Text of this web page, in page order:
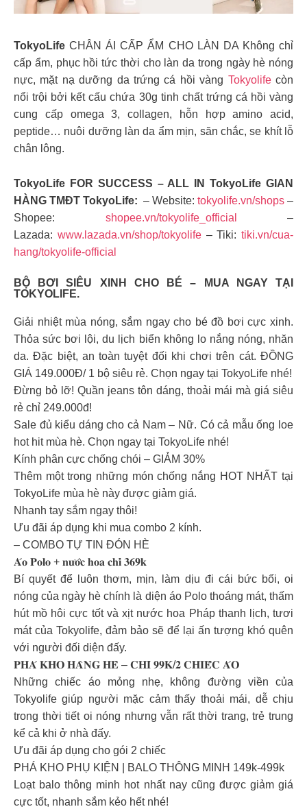
TokyoLife CHÂN ÁI CẤP ẨM CHO LÀN DA Không chỉ
cấp ẩm, phục hồi tức thời cho làn da trong ngày hè nóng
nực, mặt nạ dưỡng da trứng cá hồi vàng Tokyolifecòn
nổi trội bởi kết cấu chứa 30g tinh chất trứng cá hồi vàng
cung cấp omega 3, collagen, hỗn hợp amino acid,
peptide… nuôi dưỡng làn da ẩm mịn, săn chắc, se khít lỗ
chân lông.
TokyoLife FOR SUCCESS – ALL IN TokyoLife GIAN
HÀNG TMĐT TokyoLife: – Website: tokyolife.vn/shops –
Shopee: shopee.vn/tokyolife_official
–
Lazada: www.lazada.vn/shop/tokyolife– Tiki: tiki.vn/cua-
hang/tokyolife-official
BỘ BƠI SIÊU XINH CHO BÉ – MUA NGAY TẠI
TOKYOLIFE.
Giải nhiệt mùa nóng, sắm ngay cho bé đồ bơi cực xinh.
Thỏa sức bơi lội, du lịch biển không lo nắng nóng, nhăn
da. Đặc biệt, an toàn tuyệt đối khi chơi trên cát. ĐỒNG
GIÁ 149.000Đ/ 1 bộ siêu rẻ. Chọn ngay tại TokyoLife nhé!
Đừng bỏ lỡ! Quần jeans tôn dáng, thoải mái mà giá siêu
rẻ chỉ 249.000đ!
Sale đủ kiểu dáng cho cả Nam – Nữ. Có cả mẫu ống loe
hot hit mùa hè. Chọn ngay tại TokyoLife nhé!
Kính phân cực chống chói – GIẢM 30%
Thêm một trong những món chống nắng HOT NHẤT tại
TokyoLife mùa hè này được giảm giá.
Nhanh tay sắm ngay thôi!
Ưu đãi áp dụng khi mua combo 2 kính.
– COMBO TỰ TIN ĐÓN HÈ
𝐀́𝐨 𝐏𝐨𝐥𝐨 + 𝐧𝐮̛𝐨̛́𝐜 𝐡𝐨𝐚 𝐜𝐡𝐢̉ 𝟑𝟔𝟗𝐤
Bí quyết để luôn thơm, mịn, làm dịu đi cái bức bối, oi
nóng của ngày hè chính là diện áo Polo thoáng mát, thấm
hút mồ hôi cực tốt và xịt nước hoa Pháp thanh lịch, tươi
mát của Tokyolife, đảm bảo sẽ để lại ấn tượng khó quên
với người đối diện đấy.
𝐏𝐇𝐀́ 𝐊𝐇𝐎 𝐇𝐀̀𝐍𝐆 𝐇𝐄̀ – 𝐂𝐇𝐈̉ 𝟗𝟗𝐊/𝟐 𝐂𝐇𝐈𝐄̂́𝐂 𝐀́𝐎
Những chiếc áo mỏng nhẹ, không đường viền của
Tokyolife giúp người mặc cảm thấy thoải mái, dễ chịu
trong thời tiết oi nóng nhưng vẫn rất thời trang, trẻ trung
kể cả khi ở nhà đấy.
Ưu đãi áp dụng cho gói 2 chiếc
PHÁ KHO PHỤ KIỆN | BALO THÔNG MINH 149k-499k
Loạt balo thông minh hot nhất nay cũng được giảm giá
cực tốt, nhanh sắm kẻo hết nhé!